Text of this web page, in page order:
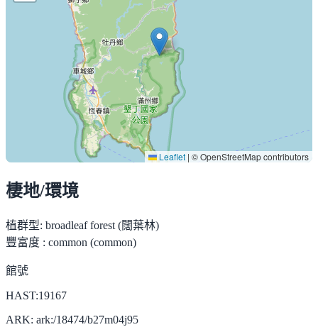
Leaflet | © OpenStreetMap contributors
棲地/環境
植群型: broadleaf forest (闊葉林)
豐富度 : common (common)
館號
HAST:19167
ARK: ark:/18474/b27m04j95